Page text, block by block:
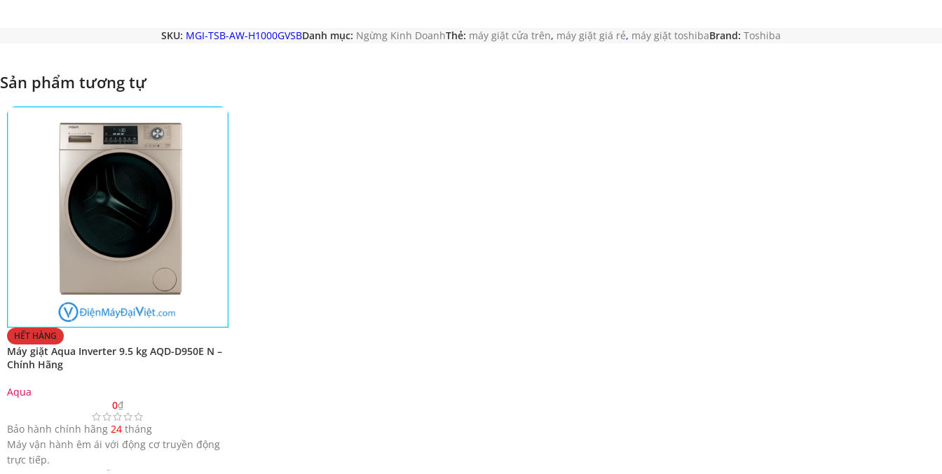
SKU: MGI-TSB-AW-H1000GVSBDanh mục: Ngừng Kinh DoanhThẻ: máy giặt cửa trên, máy giặt giá rẻ, máy giặt toshibaBrand: Toshiba
Sản phẩm tương tự
HẾT HÀNG
Máy giặt Aqua Inverter 9.5 kg AQD-D950E N –
Chính Hãng
Aqua
0₫
Bảo hành chính hãng 24 tháng
Máy vận hành êm ái với động cơ truyền động
trực tiếp.